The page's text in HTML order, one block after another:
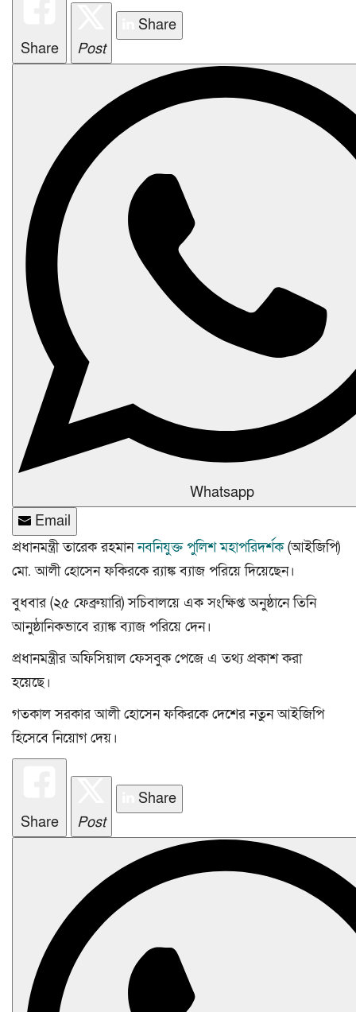
n
Share Post
Share
Whatsapp
Email
প্রধানমন্ত্রী তারেক রহমাননবনিযুক্ত পুলিশ মহাপরিদর্শক(আইজিপি)
মো. আলী হোসেন ফকিরকে র‌্যাঙ্ক ব্যাজ পরিয়ে দিয়েছেন।
বুধবার (২৫ ফেব্রুয়ারি) সচিবালয়ে এক সংক্ষিপ্ত অনুষ্ঠানে তিনি
আনুষ্ঠানিকভাবে র‌্যাঙ্ক ব্যাজ পরিয়ে দেন।
প্রধানমন্ত্রীর অফিসিয়াল ফেসবুক পেজে এ তথ্য প্রকাশ করা
হয়েছে।
গতকাল সরকার আলী হোসেন ফকিরকে দেশের নতুন আইজিপি
হিসেবে নিয়োগ দেয়।
Share Post
Share